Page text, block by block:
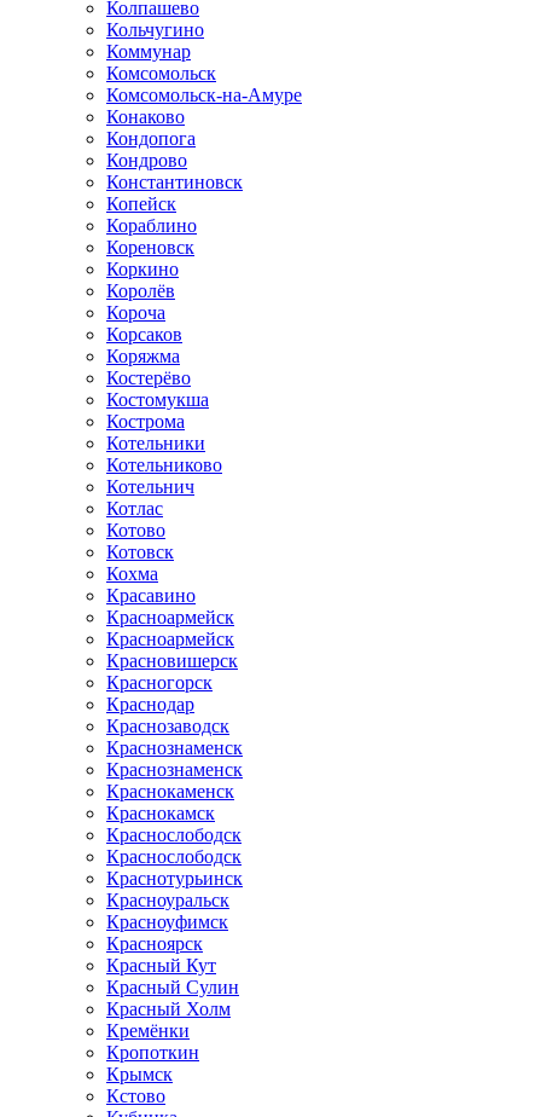
Колпашево
Кольчугино
Коммунар
Комсомольск
Комсомольск-на-Амуре
Конаково
Кондопога
Кондрово
Константиновск
Копейск
Кораблино
Кореновск
Коркино
Королёв
Короча
Корсаков
Коряжма
Костерёво
Костомукша
Кострома
Котельники
Котельниково
Котельнич
Котлас
Котово
Котовск
Кохма
Красавино
Красноармейск
Красноармейск
Красновишерск
Красногорск
Краснодар
Краснозаводск
Краснознаменск
Краснознаменск
Краснокаменск
Краснокамск
Краснослободск
Краснослободск
Краснотурьинск
Красноуральск
Красноуфимск
Красноярск
Красный Кут
Красный Сулин
Красный Холм
Кремёнки
Кропоткин
Крымск
Кстово